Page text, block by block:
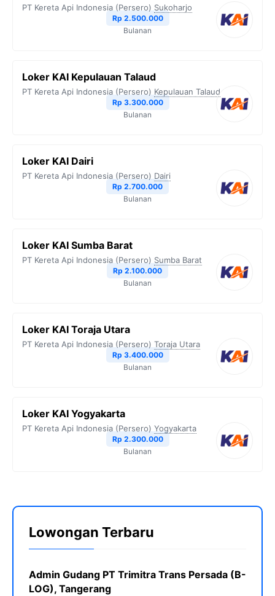
PT Kereta Api Indonesia (Persero) Sukoharjo
Rp 2.500.000
Bulanan
Loker KAI Kepulauan Talaud
PT Kereta Api Indonesia (Persero) Kepulauan Talaud
Rp 3.300.000
Bulanan
Loker KAI Dairi
PT Kereta Api Indonesia (Persero) Dairi
Rp 2.700.000
Bulanan
Loker KAI Sumba Barat
PT Kereta Api Indonesia (Persero) Sumba Barat
Rp 2.100.000
Bulanan
Loker KAI Toraja Utara
PT Kereta Api Indonesia (Persero) Toraja Utara
Rp 3.400.000
Bulanan
Loker KAI Yogyakarta
PT Kereta Api Indonesia (Persero) Yogyakarta
Rp 2.300.000
Bulanan
Lowongan Terbaru
Admin Gudang PT Trimitra Trans Persada (B-
LOG), Tangerang